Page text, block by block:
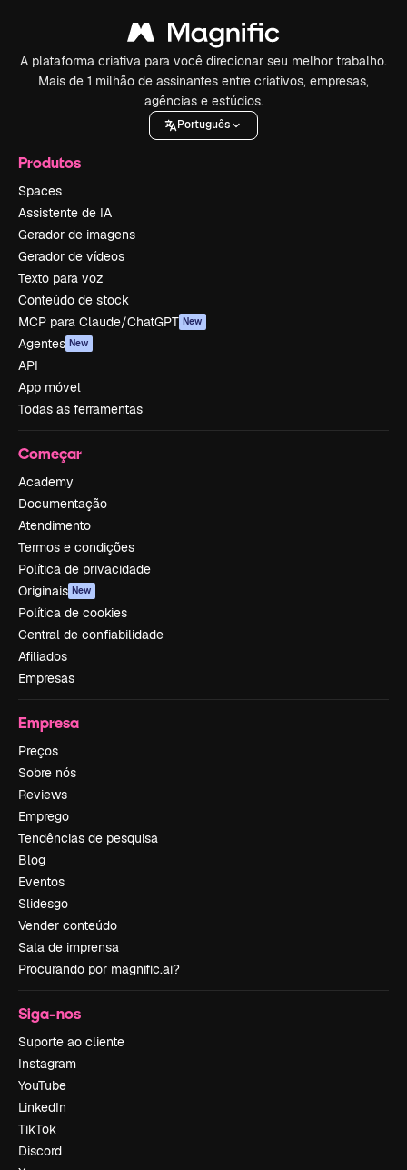
A plataforma criativa para você direcionar seu melhor trabalho.
Mais de 1 milhão de assinantes entre criativos, empresas,
agências e estúdios.
Português
Produtos
Spaces
Assistente de IA
Gerador de imagens
Gerador de vídeos
Texto para voz
Conteúdo de stock
MCP para Claude/ChatGPT New
Agentes New
API
App móvel
Todas as ferramentas
Começar
Academy
Documentação
Atendimento
Termos e condições
Política de privacidade
Originais New
Política de cookies
Central de confiabilidade
Afiliados
Empresas
Empresa
Preços
Sobre nós
Reviews
Emprego
Tendências de pesquisa
Blog
Eventos
Slidesgo
Vender conteúdo
Sala de imprensa
Procurando por magnific.ai?
Siga-nos
Suporte ao cliente
Instagram
YouTube
LinkedIn
TikTok
Discord